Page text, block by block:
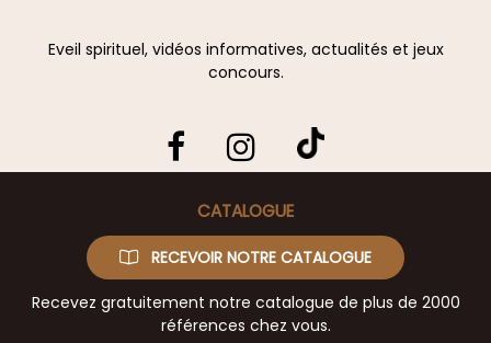
Eveil spirituel, vidéos informatives, actualités et jeux
concours.
CATALOGUE
RECEVOIR NOTRE CATALOGUE
Recevez gratuitement notre catalogue de plus de 2000
références chez vous.